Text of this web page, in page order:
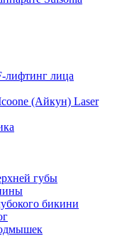
лифтинг лица
(Айкун) Laser
губы
бикини